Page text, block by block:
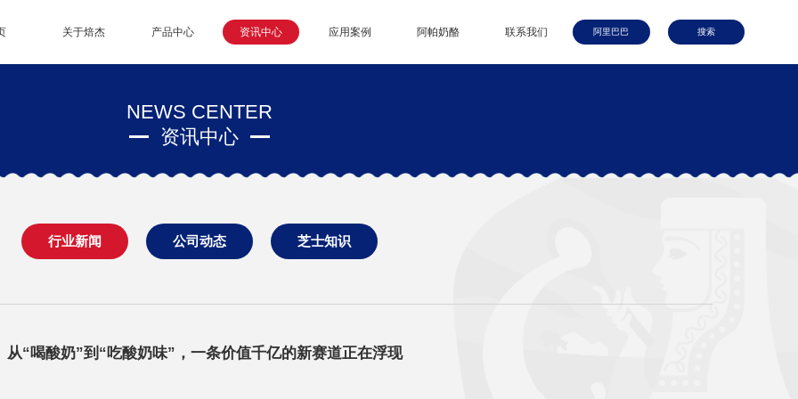
关于焙杰 产品中心 资讯中心 应用案例 阿帕奶酪 联系我们 阿里巴巴 搜索
NEWS CENTER
资讯中心
行业新闻 公司动态 芝士知识
从“喝酸奶”到“吃酸奶味”，一条价值千亿的新赛道正在浮现